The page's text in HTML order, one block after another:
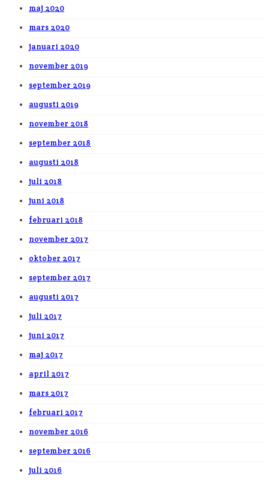
maj 2020
mars 2020
januari 2020
november 2019
september 2019
augusti 2019
november 2018
september 2018
augusti 2018
juli 2018
juni 2018
februari 2018
november 2017
oktober 2017
september 2017
augusti 2017
juli 2017
juni 2017
maj 2017
april 2017
mars 2017
februari 2017
november 2016
september 2016
juli 2016